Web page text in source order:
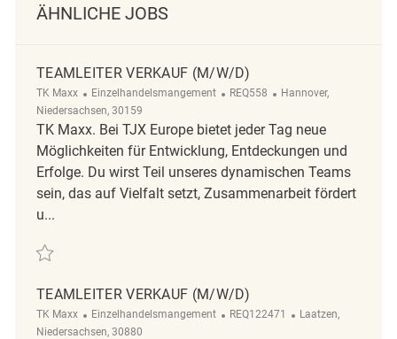
ÄHNLICHE JOBS
TEAMLEITER VERKAUF (M/W/D)
TK Maxx Kategorie
Einzelhandelsmangement ReqId
REQ558 Ort
Hannover,
Niedersachsen, 30159
TK Maxx. Bei TJX Europe bietet jeder Tag neue
Möglichkeiten für Entwicklung, Entdeckungen und
Erfolge. Du wirst Teil unseres dynamischen Teams
sein, das auf Vielfalt setzt, Zusammenarbeit fördert
u...
Retten Teamleiter Verkauf (m/w/d) REQ558
TEAMLEITER VERKAUF (M/W/D)
TK Maxx Kategorie
Einzelhandelsmangement ReqId
REQ122471 Ort
Laatzen,
Niedersachsen, 30880